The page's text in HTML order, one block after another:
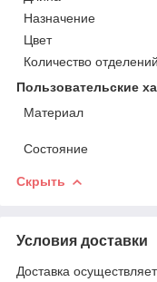
Назначение
Цвет
Количество отделений
Пользовательские
Материал
Состояние
Скрыть
Условия доставки
Доставка